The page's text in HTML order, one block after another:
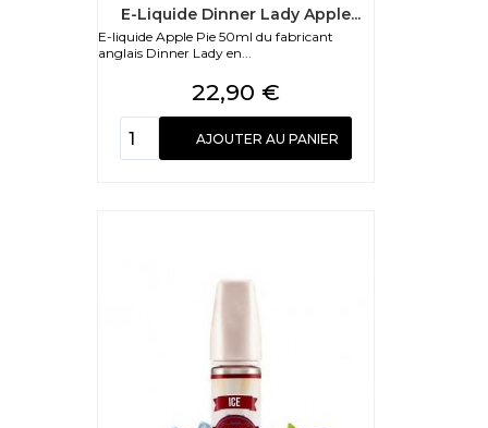
E-Liquide Dinner Lady Apple...
E-liquide Apple Pie 50ml du fabricant
anglais Dinner Lady en...
Prix
22,90 €
AJOUTER AU PANIER